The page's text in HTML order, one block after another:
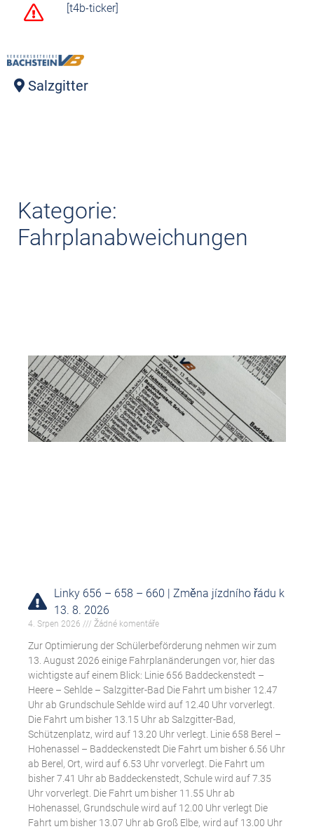
[t4b-ticker]
Salzgitter
Kategorie:
Fahrplanabweichungen
Linky 656 – 658 – 660 | Změna jízdního řádu k
13. 8. 2026
4. Srpen 2026 Žádné komentáře
Zur Optimierung der Schülerbeförderung nehmen wir zum
13. August 2026 einige Fahrplanänderungen vor, hier das
wichtigste auf einem Blick: Linie 656 Baddeckenstedt –
Heere – Sehlde – Salzgitter-Bad Die Fahrt um bisher 12.47
Uhr ab Grundschule Sehlde wird auf 12.40 Uhr vorverlegt.
Die Fahrt um bisher 13.15 Uhr ab Salzgitter-Bad,
Schützenplatz, wird auf 13.20 Uhr verlegt. Linie 658 Berel –
Hohenassel – Baddeckenstedt Die Fahrt um bisher 6.56 Uhr
ab Berel, Ort, wird auf 6.53 Uhr vorverlegt. Die Fahrt um
bisher 7.41 Uhr ab Baddeckenstedt, Schule wird auf 7.35
Uhr vorverlegt. Die Fahrt um bisher 11.55 Uhr ab
Hohenassel, Grundschule wird auf 12.00 Uhr verlegt Die
Fahrt um bisher 13.07 Uhr ab Groß Elbe, wird auf 13.00 Uhr